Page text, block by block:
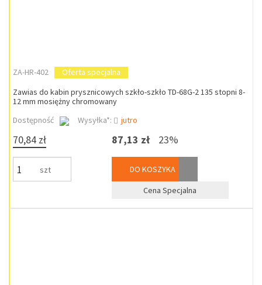
ZA-HR-402
Oferta specjalna
Zawias do kabin prysznicowych szkło-szkło TD-68G-2 135 stopni 8-
12 mm mosiężny chromowany
Dostępność
Wysyłka*: jutro
70,84 zł
szt
87,13 zł 23%
DO KOSZYKA
Cena Specjalna